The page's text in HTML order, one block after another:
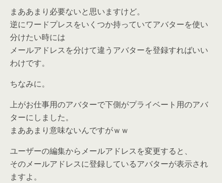
まああまり必要ないと思いますけど。
逆にワードプレスをいくつか持っていてアバターを使い
分けたい時には
メールアドレスを分けて違うアバターを登録すればいい
わけです。
ちなみに。
上がお仕事用のアバターで下側がプライベート用のアバ
ターにしました。
まああまり意味ないんですがｗｗ
ユーザーの編集からメールアドレスを変更すると、
そのメールアドレスに登録しているアバターが表示され
ますよ。